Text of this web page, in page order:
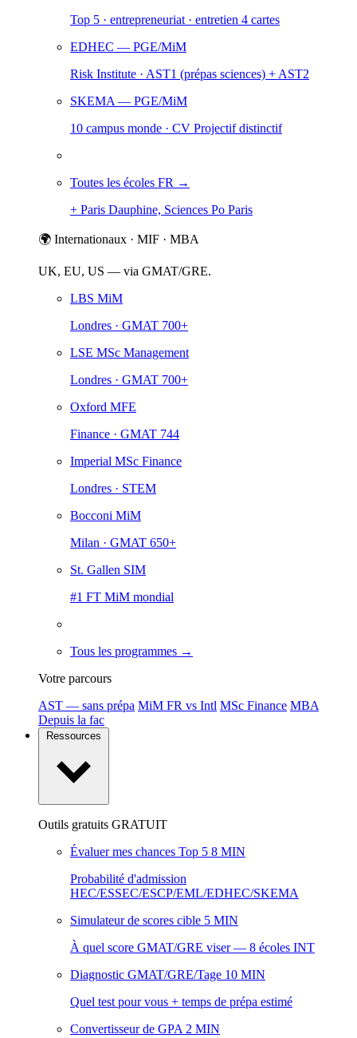
Top 5 · entrepreneuriat · entretien 4 cartes
EDHEC — PGE/MiM
Risk Institute · AST1 (prépas sciences) + AST2
SKEMA — PGE/MiM
10 campus monde · CV Projectif distinctif
Toutes les écoles FR →
+ Paris Dauphine, Sciences Po Paris
🌍 Internationaux · MIF · MBA
UK, EU, US — via GMAT/GRE.
LBS MiM
Londres · GMAT 700+
LSE MSc Management
Londres · GMAT 700+
Oxford MFE
Finance · GMAT 744
Imperial MSc Finance
Londres · STEM
Bocconi MiM
Milan · GMAT 650+
St. Gallen SIM
#1 FT MiM mondial
Tous les programmes →
Votre parcours
AST — sans prépa MiM FR vs Intl MSc Finance MBA
Depuis la fac
Outils gratuits GRATUIT
Évaluer mes chances Top 5 8 MIN
Probabilité d'admission
HEC/ESSEC/ESCP/EML/EDHEC/SKEMA
Simulateur de scores cible 5 MIN
À quel score GMAT/GRE viser — 8 écoles INT
Diagnostic GMAT/GRE/Tage 10 MIN
Quel test pour vous + temps de prépa estimé
Convertisseur de GPA 2 MIN